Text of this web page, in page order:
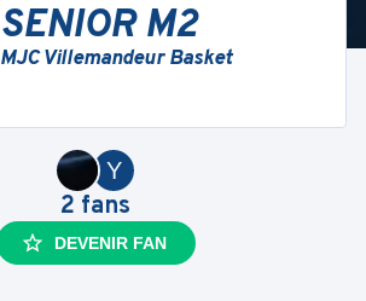
SENIOR M2
MJC Villemandeur Basket
Y
2 fans
DEVENIR FAN